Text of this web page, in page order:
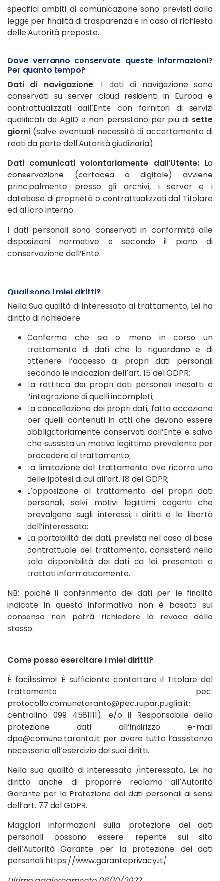
specifici ambiti di comunicazione sono previsti dalla
legge per finalità di trasparenza e in caso di richiesta
delle Autorità preposte.
Dove verranno conservate queste informazioni?
Per quanto tempo?
Dati di navigazione: I dati di navigazione sono
conservati su server cloud residenti in Europa e
contrattualizzati dall’Ente con fornitori di servizi
qualificati da AgID e non persistono per più di sette
giorni (salve eventuali necessità di accertamento di
reati da parte dell'Autorità giudiziaria).
Dati comunicati volontariamente dall’Utente: La
conservazione (cartacea o digitale) avviene
principalmente presso gli archivi, i server e i
database di proprietà o contrattualizzati dal Titolare
ed al loro interno.
I dati personali sono conservati in conformità alle
disposizioni normative e secondo il piano di
conservazione dell’Ente.
Quali sono i miei diritti?
Nella Sua qualità di interessato al trattamento, Lei ha
diritto di richiedere
Conferma che sia o meno in corso un
trattamento di dati che la riguardano e di
ottenere l’accesso ai propri dati personali
secondo le indicazioni dell’art. 15 del GDPR;
La rettifica dei propri dati personali inesatti e
l’integrazione di quelli incompleti;
La cancellazione dei propri dati, fatta eccezione
per quelli contenuti in atti che devono essere
obbligatoriamente conservati dall’Ente e salvo
che sussista un motivo legittimo prevalente per
procedere al trattamento;
La limitazione del trattamento ove ricorra una
delle ipotesi di cui all’art. 18 del GDPR;
L’opposizione al trattamento dei propri dati
personali, salvi motivi legittimi cogenti che
prevalgano sugli interessi, i diritti e le libertà
dell’interessato;
La portabilità dei dati, prevista nel caso di base
contrattuale del trattamento, consisterà nella
sola disponibilità dei dati da lei presentati e
trattati informaticamente.
NB: poiché il conferimento dei dati per le finalità
indicate in questa informativa non è basato sul
consenso non potrà richiedere la revoca dello
stesso.
Come posso esercitare i miei diritti?
È facilissimo! È sufficiente contattare il Titolare del
trattamento pec:
protocollo.comunetaranto@pec.rupar.puglia.it;
centralino 099 4581111). e/o il Responsabile della
protezione dati all’indirizzo e-mail
dpo@comune.taranto.it per avere tutta l’assistenza
necessaria all’esercizio dei suoi diritti.
Nella sua qualità di interessata /interessato, Lei ha
diritto anche di proporre reclamo all’Autorità
Garante per la Protezione dei dati personali ai sensi
dell’art. 77 del GDPR.
Maggiori informazioni sulla protezione dei dati
personali possono essere reperite sul sito
dell’Autorità Garante per la protezione dei dati
personali https://www.garanteprivacy.it/